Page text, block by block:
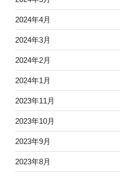
2024年4月
2024年3月
2024年2月
2024年1月
2023年11月
2023年10月
2023年9月
2023年8月